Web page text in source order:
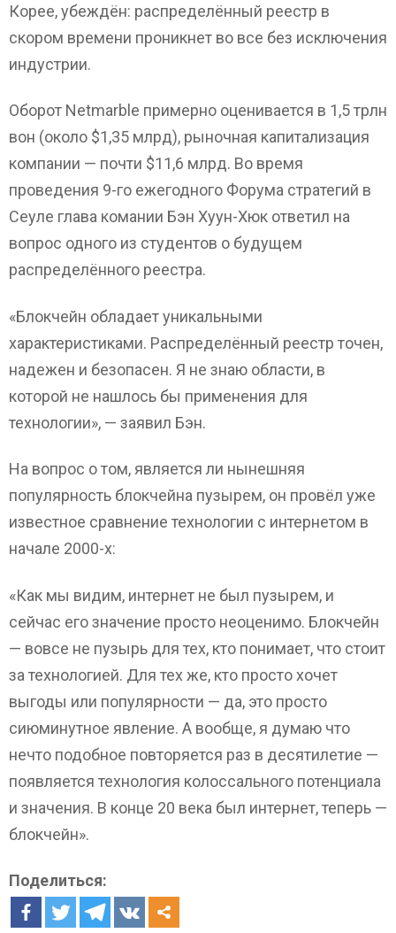
Корее,убеждён: распределённый реестр в
скором времени проникнет во все без исключения
индустрии.
Оборот Netmarble примерно оценивается в 1,5 трлн
вон (около $1,35 млрд), рыночная капитализация
компании — почти $11,6 млрд. Во время
проведения 9-го ежегодного Форума стратегий в
Сеуле глава комании Бэн Хуун-Хюк ответил на
вопрос одного из студентов о будущем
распределённого реестра.
«Блокчейн обладает уникальными
характеристиками. Распределённый реестр точен,
надежен и безопасен. Я не знаю области, в
которой не нашлось бы применения для
технологии», — заявил Бэн.
На вопрос о том, является ли нынешняя
популярность блокчейна пузырем, он провёл уже
известное сравнение технологии с интернетом в
начале 2000-х:
«Как мы видим, интернет не был пузырем, и
сейчас его значение просто неоценимо. Блокчейн
— вовсе не пузырь для тех, кто понимает, что стоит
за технологией. Для тех же, кто просто хочет
выгоды или популярности — да, это просто
сиюминутное явление. А вообще, я думаю что
нечто подобное повторяется раз в десятилетие —
появляется технология колоссального потенциала
и значения. В конце 20 века был интернет, теперь —
блокчейн».
Поделиться: